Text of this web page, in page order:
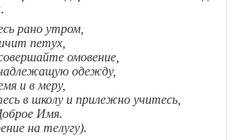
рано утром,
петух,
омовение,
одежду,
и в меру,
в школу и прилежно учитесь,
Имя.
на телугу).